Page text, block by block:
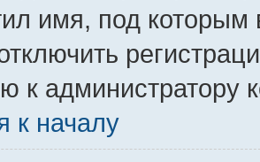
имя, под которым
к администратору
к началу